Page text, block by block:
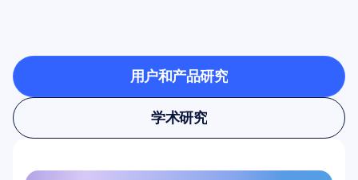
验室时有什么可能
用户和产品研究
用户和产品研究
学术研究
学术研究